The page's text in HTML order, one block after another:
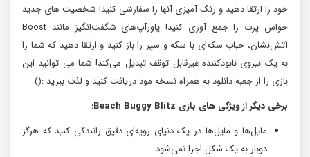
خود را ارتقا دهید و رنگ آمیزی آنها را سفارشی کنید! شخصیت های جدید
حواس پرت را جمع آوری کنید! پاورآپ‌های شگفت‌انگیز مانند Boost
آتش‌نشان، حباب سکه‌ای با سکه و سپر را باز کنید و ارتقا دهید که شما را
به یک نیروی نابودکننده غیرقابل توقف تبدیل می‌کند! شما می توانید این
بازی را از جعبه دانلود به همراه نسخه مود دریافت کنید و لذت ببرید :()
برخی دیگر از ویژگی های بازی Beach Buggy Blitz:
مایل‌ها و مایل‌ها در یک دنیای رویه‌ای دقیق رانندگی کنید که هرگز
دوبار به یک شکل اجرا نمی‌شود.